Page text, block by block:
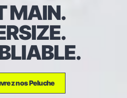
MAIN.
nos Peluche